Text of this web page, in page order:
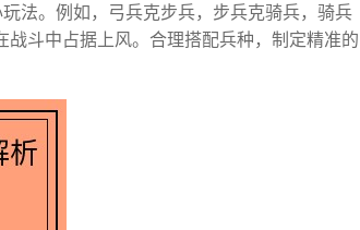
法。例如，弓兵克步兵，步兵克骑兵，骑兵
斗中占据上风。合理搭配兵种，制定精准的